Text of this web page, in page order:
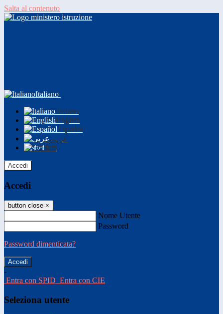
Salta al contenuto
Italiano
Italiano
English
Español
عربى
বাংলা
Accedi
Accedi
button close ×
Nome Utente
Password
Password dimenticata?
-
Entra con SPID Entra con CIE
Seleziona utente